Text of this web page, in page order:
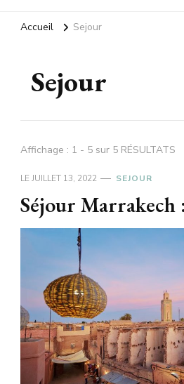
Accueil Sejour
Sejour
Affichage : 1 - 5 sur 5 RÉSULTATS
LEJUILLET 13, 2022 SEJOUR
Séjour Marrakech